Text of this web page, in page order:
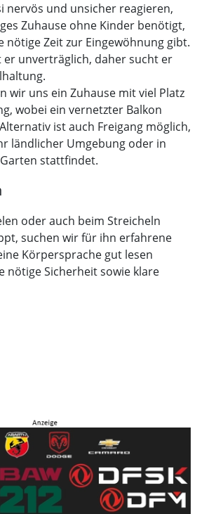
nervös und unsicher reagieren,
Zuhause ohne Kinder benötigt,
nötige Zeit zur Eingewöhnung gibt.
er unverträglich, daher sucht er
wir uns ein Zuhause mit viel Platz
wobei ein vernetzter Balkon
ist auch Freigang möglich,
ländlicher Umgebung oder in
stattfindet.
oder auch beim Streicheln
suchen wir für ihn erfahrene
Körpersprache gut lesen
nötige Sicherheit sowie klare